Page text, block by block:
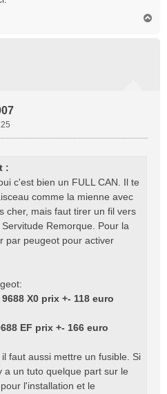
:
c'est bien un FULL CAN. Il te
comme la mienne avec
cher, mais faut tirer un fil vers
Remorque. Pour la
par peugeot pour activer
X0 prix +- 118 euro
EF prix +- 166 euro
faut aussi mettre un fusible. Si
a un tuto quelque part sur le
l'installation et le